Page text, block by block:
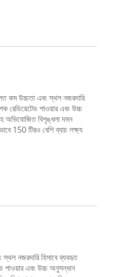
কম উচ্চতা এবং স্থল নজরদারি
রেডিয়েটেড পাওয়ার এবং উচ্চ
অভিযোজিত বিশৃঙ্খলা দমন
150 টিরও বেশি ব্যাচ লক্ষ্য
নজরদারি হিসাবে ব্যবহৃত
পাওয়ার এবং উচ্চ অনুসন্ধান